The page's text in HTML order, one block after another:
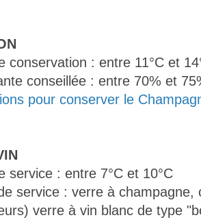
conservation : entre 11°C et
conseillée : entre 70% et
pour conserver le
service : entre 7°C et 10°C
service : verre à champagne,
verre à vin blanc de type